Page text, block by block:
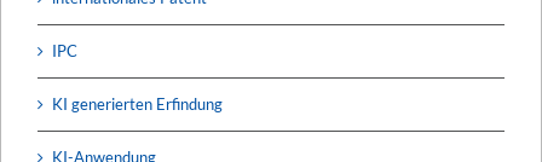
IPC
KI generierten Erfindung
KI-Anwendung